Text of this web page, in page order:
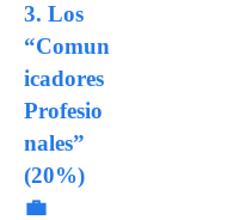
3. Los
“Comun
icadores
Profesio
nales”
(20%)
💼